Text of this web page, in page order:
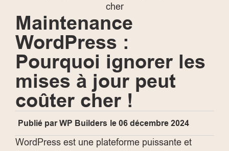
cher
Maintenance
WordPress :
Pourquoi ignorer les
mises à jour peut
coûter cher !
Publié parWP Builders le06 décembre 2024
WordPress est une plateforme puissante et